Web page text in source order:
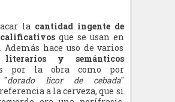
la cantidad ingente de
que se usan en
Además hace uso de varios
literarios y semánticos
por la obra como por
"dorado licor de cebada"
a la cerveza, que si